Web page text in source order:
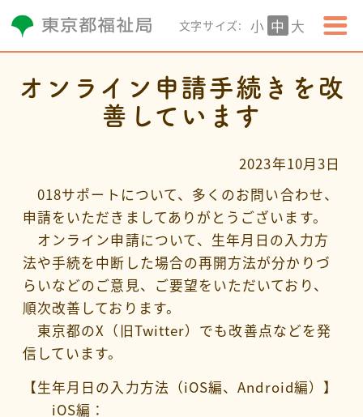
文字サイズ: 小 中 大
オンライン申請手続きを改
善しています
2023年10月3日
018サポートについて、多くのお問い合わせ、
申請をいただきましてありがとうございます。
オンライン申請について、生年月日の入力方
法や手続を中断した場合の再開方法が分かりづ
らいなどのご意見、ご要望をいただいており、
順次改善しております。
東京都のX（旧Twitter）でも改善点などを発
信しています。
【生年月日の入力方法（iOS編、Android編）】
iOS編：